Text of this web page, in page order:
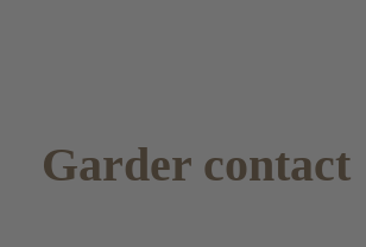
Garder contact